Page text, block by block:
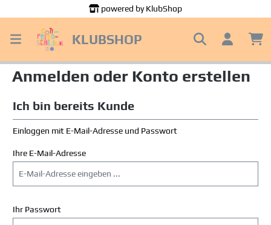
powered by KlubShop
KLUBSHOP
Anmelden oder Konto erstellen
Ich bin bereits Kunde
Einloggen mit E-Mail-Adresse und Passwort
Ihre E-Mail-Adresse
Ihr Passwort